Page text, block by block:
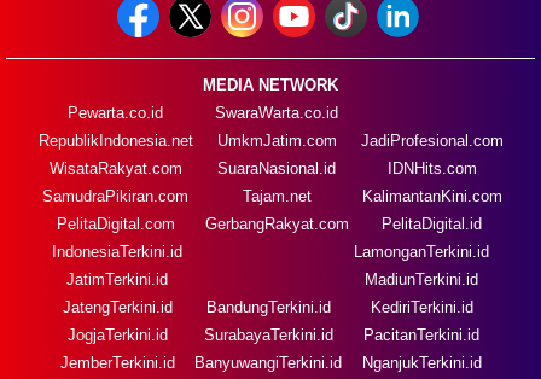
MEDIA NETWORK
Pewarta.co.id
RepublikIndonesia.net
WisataRakyat.com
SamudraPikiran.com
PelitaDigital.com
SwaraWarta.co.id
UmkmJatim.com
SuaraNasional.id
Tajam.net
GerbangRakyat.com
JadiProfesional.com
IDNHits.com
KalimantanKini.com
PelitaDigital.id
IndonesiaTerkini.id
JatimTerkini.id
JatengTerkini.id
JogjaTerkini.id
JemberTerkini.id
BandungTerkini.id
SurabayaTerkini.id
BanyuwangiTerkini.id
LamonganTerkini.id
MadiunTerkini.id
KediriTerkini.id
PacitanTerkini.id
NganjukTerkini.id